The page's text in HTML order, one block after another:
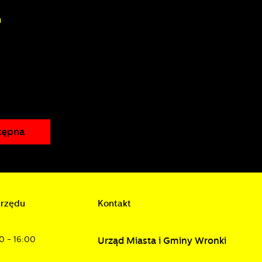
- 16:00
Kontakt
Urząd Miasta i Gminy Wronki